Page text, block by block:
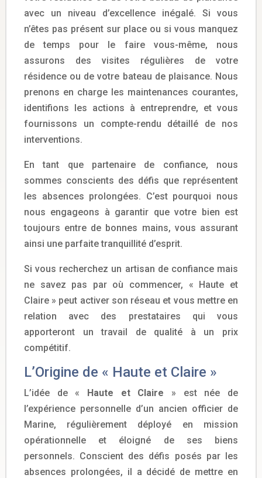
avec un niveau d’excellence inégalé. Si vous
n’êtes pas présent sur place ou si vous manquez
de temps pour le faire vous-même, nous
assurons des visites régulières de votre
résidence ou de votre bateau de plaisance. Nous
prenons en charge les maintenances courantes,
identifions les actions à entreprendre, et vous
fournissons un compte-rendu détaillé de nos
interventions.
En tant que partenaire de confiance, nous
sommes conscients des défis que représentent
les absences prolongées. C’est pourquoi nous
nous engageons à garantir que votre bien est
toujours entre de bonnes mains, vous assurant
ainsi une parfaite tranquillité d’esprit.
Si vous recherchez un artisan de confiance mais
ne savez pas par où commencer, « Haute et
Claire » peut activer son réseau et vous mettre en
relation avec des prestataires qui vous
apporteront un travail de qualité à un prix
compétitif.
L’Origine de « Haute et Claire »
L’idée de « Haute et Claire » est née de
l’expérience personnelle d’un ancien officier de
Marine, régulièrement déployé en mission
opérationnelle et éloigné de ses biens
personnels. Conscient des défis posés par les
absences prolongées, il a décidé de mettre en